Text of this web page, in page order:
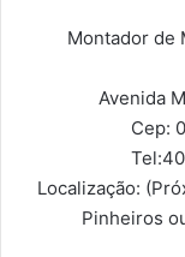
Montador de
Avenida
Cep:
Tel:
Localização:
Pinheiros